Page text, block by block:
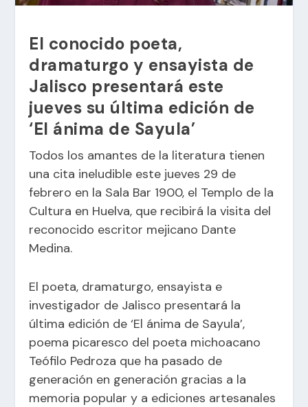
El conocido poeta,
dramaturgo y ensayista de
Jalisco presentará este
jueves su última edición de
‘El ánima de Sayula’
Todos los amantes de la literatura tienen
una cita ineludible este jueves 29 de
febrero en la Sala Bar 1900, el Templo de la
Cultura en Huelva, que recibirá la visita del
reconocido escritor mejicano Dante
Medina.
El poeta, dramaturgo, ensayista e
investigador de Jalisco presentará la
última edición de ‘El ánima de Sayula’,
poema picaresco del poeta michoacano
Teófilo Pedroza que ha pasado de
generación en generación gracias a la
memoria popular y a ediciones artesanales